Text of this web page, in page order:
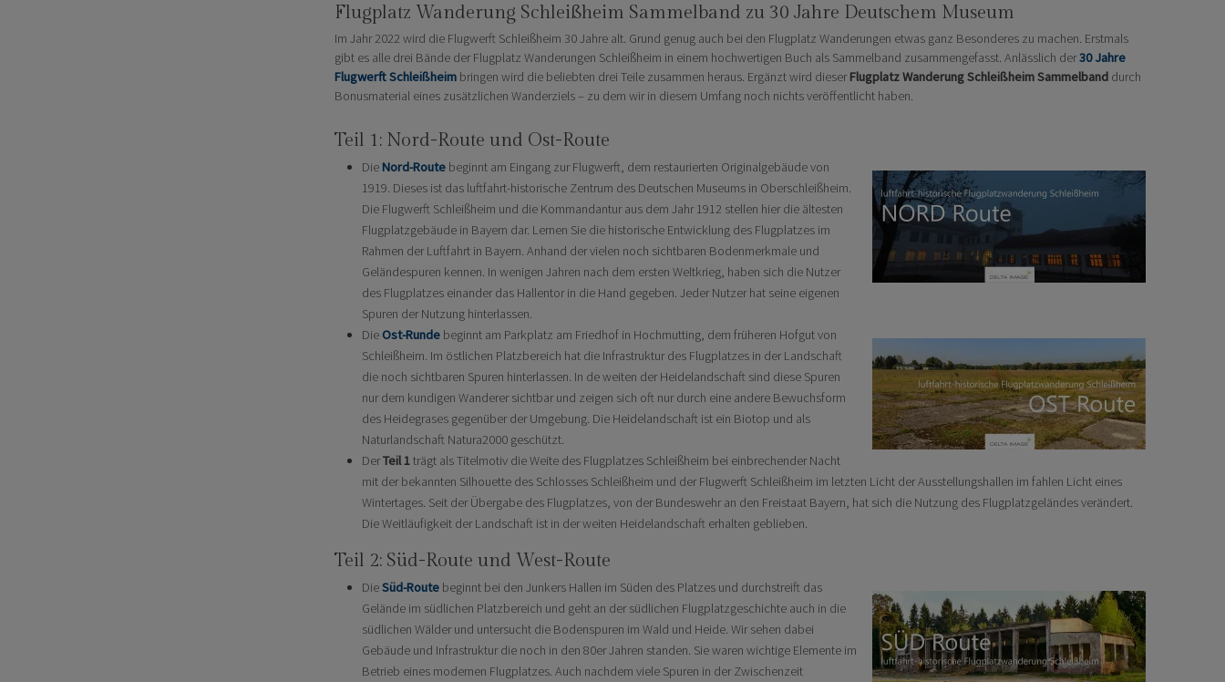
Flugplatz Wanderung Schleißheim Sammelband zu 30 Jahre Deutschem Museum
Im Jahr 2022 wird die Flugwerft Schleißheim 30 Jahre alt. Grund genug auch bei den Flugplatz Wanderungen etwas ganz Besonderes zu machen. Erstmals
gibt es alle drei Bände der Flugplatz Wanderungen Schleißheim in einem hochwertigen Buch als Sammelband zusammengefasst. Anlässlich der30 Jahre
Flugwerft Schleißheim bringen wird die beliebten drei Teile zusammen heraus. Ergänzt wird dieserFlugplatz Wanderung SchleißheimSammelband durch
Bonusmaterial eines zusätzlichen Wanderziels – zu dem wir in diesem Umfang noch nichts veröffentlicht haben.
Teil 1: Nord-Route und Ost-Route
DieNord-Route beginnt am Eingang zur Flugwerft, dem restaurierten Originalgebäude von
1919. Dieses ist das luftfahrt-historische Zentrum des Deutschen Museums in Oberschleißheim.
Die Flugwerft Schleißheim und die Kommandantur aus dem Jahr 1912 stellen hier die ältesten
Flugplatzgebäude in Bayern dar. Lernen Sie die historische Entwicklung des Flugplatzes im
Rahmen der Luftfahrt in Bayern. Anhand der vielen noch sichtbaren Bodenmerkmale und
Geländespuren kennen. In wenigen Jahren nach dem ersten Weltkrieg, haben sich die Nutzer
des Flugplatzes einander das Hallentor in die Hand gegeben. Jeder Nutzer hat seine eigenen
Spuren der Nutzung hinterlassen.
Die Ost-Runde beginnt am Parkplatz am Friedhof in Hochmutting, dem früheren Hofgut von
Schleißheim. Im östlichen Platzbereich hat die Infrastruktur des Flugplatzes in der Landschaft
die noch sichtbaren Spuren hinterlassen. In de weiten der Heidelandschaft sind diese Spuren
nur dem kundigen Wanderer sichtbar und zeigen sich oft nur durch eine andere Bewuchsform
des Heidegrases gegenüber der Umgebung. Die Heidelandschaft ist ein Biotop und als
Naturlandschaft Natura2000 geschützt.
DerTeil 1trägt als Titelmotiv die Weite des Flugplatzes Schleißheim bei einbrechender Nacht
mit der bekannten Silhouette des Schlosses Schleißheim und der Flugwerft Schleißheim im letzten Licht der Ausstellungshallen im fahlen Licht eines
Wintertages. Seit der Übergabe des Flugplatzes, von der Bundeswehr an den Freistaat Bayern, hat sich die Nutzung des Flugplatzgeländes verändert.
Die Weitläufigkeit der Landschaft ist in der weiten Heidelandschaft erhalten geblieben.
Teil 2: Süd-Route und West-Route
DieSüd-Route beginnt bei den Junkers Hallen im Süden des Platzes und durchstreift das
Gelände im südlichen Platzbereich und geht an der südlichen Flugplatzgeschichte auch in die
südlichen Wälder und untersucht die Bodenspuren im Wald und Heide. Wir sehen dabei
Gebäude und Infrastruktur die noch in den 80er Jahren standen. Sie waren wichtige Elemente im
Betrieb eines modernen Flugplatzes. Auch nachdem viele Spuren in der Zwischenzeit